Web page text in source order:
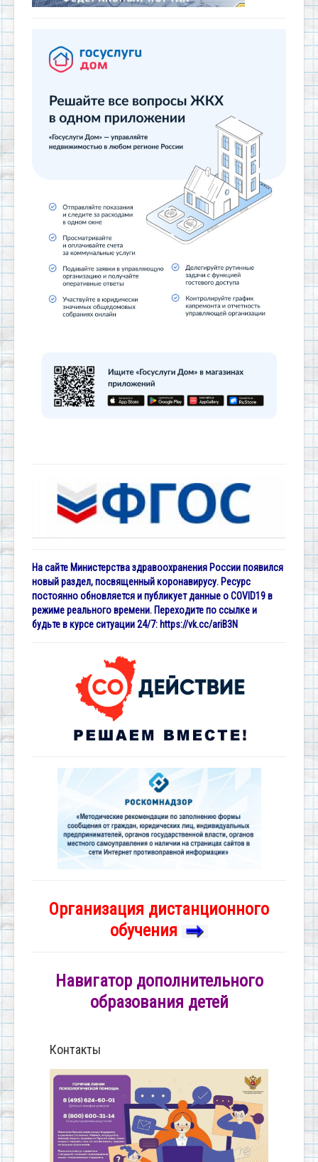
На сайте Министерства здравоохранения России появился
новый раздел, посвященный коронавирусу. Ресурс
постоянно обновляется и публикует данные о COVID19 в
режиме реального времени. Переходите по ссылке и
будьте в курсе ситуации 24/7: https://vk.cc/ariB3N
Организация дистанционного
обучения
Навигатор дополнительного
образования детей
Контакты